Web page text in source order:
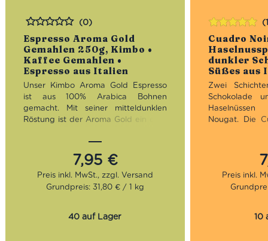
Espresso Aroma Gold
Gemahlen 250g, Kimbo •
Kaffee Gemahlen •
Espresso aus Italien
Bewertet
(0)
Unser Kimbo Aroma Gold Espresso
ist aus 100% Arabica Bohnen
gemacht. Mit seiner mitteldunklen
Röstung ist der Aroma Gold ein eher
Schokoladennote.
Röstung:Mitteldunkel
Geschmack:Zart, schokoladig
Bohnen:100% Arabica
7,95 €
Grundpreis: 31,80 € / 1 kg
40 auf Lager
Cuadro
dunkler
Süßes aus
Zwei
Schokolade
Nougat. Die
ist die
gibt kein
Kombination
Nougat und
Bewertet
mit5.00 von
5
10